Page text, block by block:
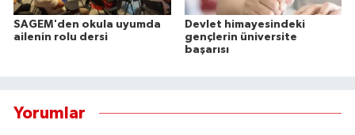
SAGEM'den okula uyumda
ailenin rolu dersi
Devlet himayesindeki
gençlerin üniversite
başarısı
Yorumlar